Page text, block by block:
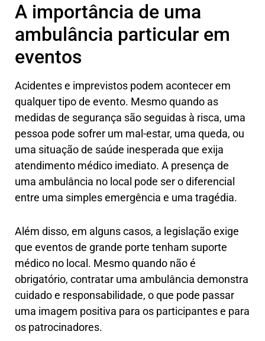
A importância de uma
ambulância particular em
eventos
Acidentes e imprevistos podem acontecer em
qualquer tipo de evento. Mesmo quando as
medidas de segurança são seguidas à risca, uma
pessoa pode sofrer um mal-estar, uma queda, ou
uma situação de saúde inesperada que exija
atendimento médico imediato. A presença de
uma ambulância no local pode ser o diferencial
entre uma simples emergência e uma tragédia.
Além disso, em alguns casos, a legislação exige
que eventos de grande porte tenham suporte
médico no local. Mesmo quando não é
obrigatório, contratar uma ambulância demonstra
cuidado e responsabilidade, o que pode passar
uma imagem positiva para os participantes e para
os patrocinadores.